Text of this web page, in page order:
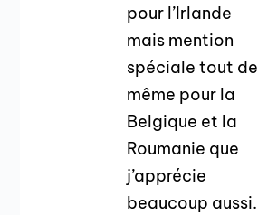
pour l’Irlande
mais mention
spéciale tout de
même pour la
Belgique et la
Roumanie que
j’apprécie
beaucoup aussi.